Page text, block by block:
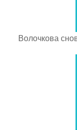
Волочкова